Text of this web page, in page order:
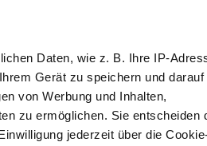
Daten, wie z. B. Ihre IP-
Gerät zu speichern und
von Werbung und Inhalten,
zu ermöglichen. Sie entscheiden
jederzeit über die